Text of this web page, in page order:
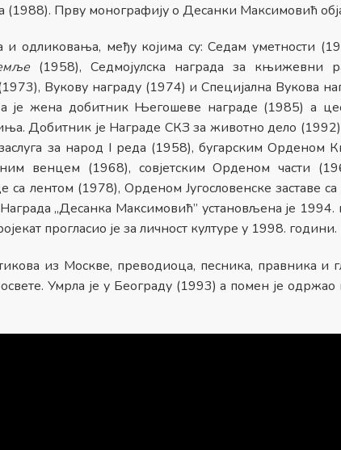
(1988). Прву монографију о Десанки Максимовић
и одликовања, међу којима су: Седам уметности
(1958), Седмојулска награда за књижевни
Вукову награду (1974) и Специјална Вукова
је жена добитник Његошеве награде (1985) а
Добитник је Награде СКЗ за животно дело
за народ I реда (1958), бугарским Орденом
венцем (1968), совјетским Орденом части
са лентом (1978), Орденом Југословенске заставе
„Десанка Максимовић” установљена је
прогласио је за личност културе у 1998. години.
из Москве, преводиоца, песника, правника и
Умрла је у Београду (1993) а помен је одржао